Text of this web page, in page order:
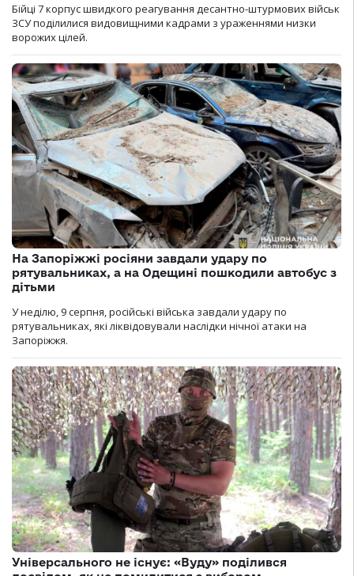
Бійці 7 корпус швидкого реагування десантно-штурмових військ
ЗСУ поділилися видовищними кадрами з ураженнями низки
ворожих цілей.
На Запоріжжі росіяни завдали удару по
рятувальниках, а на Одещині пошкодили автобус з
дітьми
У неділю, 9 серпня, російські війська завдали удару по
рятувальниках, які ліквідовували наслідки нічної атаки на
Запоріжжя.
Універсального не існує: «Вуду» поділився